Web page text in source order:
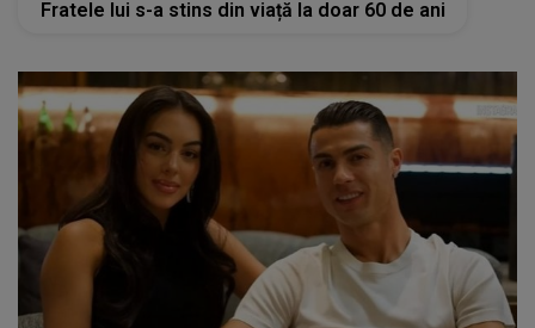
Fratele lui s-a stins din viață la doar 60 de ani